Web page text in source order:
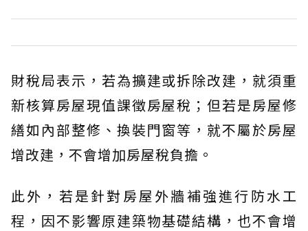
財稅局表示，若為擴建或拆除改建，就須重
新核算房屋現值課徵房屋稅；但若是房屋修
繕如內部整修、換裝門窗等，就不屬於房屋
增改建，不會增加房屋稅負擔。
此外，若是針對房屋外牆補強進行防水工
程，因不影響原建築物基礎結構，也不會增